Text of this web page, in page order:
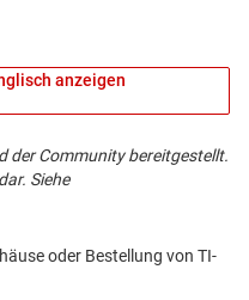
anzeigen
der Community bereitgestellt.
Siehe
oder Bestellung von TI-